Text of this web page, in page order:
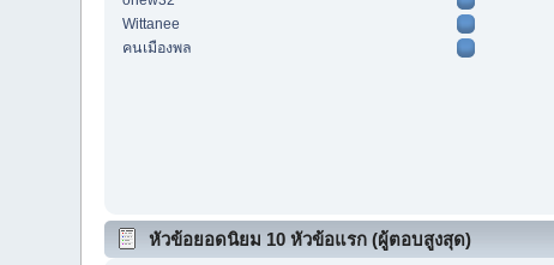
Wittanee
คนเมืองพล
หัวข้อยอดนิยม 10 หัวข้อแรก (ผู้ตอบสูงสุด)